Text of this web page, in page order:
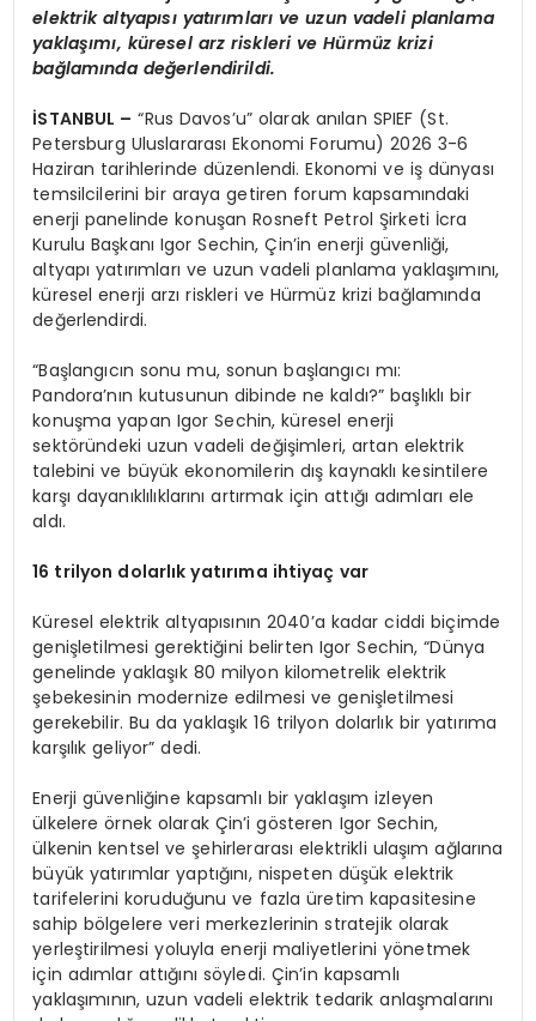
elektrik altyapısı yatırımları ve uzun vadeli planlama
yaklaşımı, küresel arz riskleri ve Hürmüz krizi
bağlamında değerlendirildi.
İSTANBUL – “Rus Davos’u” olarak anılan SPIEF (St.
Petersburg Uluslararası Ekonomi Forumu) 2026 3-6
Haziran tarihlerinde düzenlendi. Ekonomi ve iş dünyası
temsilcilerini bir araya getiren forum kapsamındaki
enerji panelinde konuşan Rosneft Petrol Şirketi İcra
Kurulu Başkanı Igor Sechin, Çin’in enerji güvenliği,
altyapı yatırımları ve uzun vadeli planlama yaklaşımını,
küresel enerji arzı riskleri ve Hürmüz krizi bağlamında
değerlendirdi.
“Başlangıcın sonu mu, sonun başlangıcı mı:
Pandora’nın kutusunun dibinde ne kaldı?” başlıklı bir
konuşma yapan Igor Sechin, küresel enerji
sektöründeki uzun vadeli değişimleri, artan elektrik
talebini ve büyük ekonomilerin dış kaynaklı kesintilere
karşı dayanıklılıklarını artırmak için attığı adımları ele
aldı.
16 trilyon dolarlık yatırıma ihtiyaç var
Küresel elektrik altyapısının 2040’a kadar ciddi biçimde
genişletilmesi gerektiğini belirten Igor Sechin, “Dünya
genelinde yaklaşık 80 milyon kilometrelik elektrik
şebekesinin modernize edilmesi ve genişletilmesi
gerekebilir. Bu da yaklaşık 16 trilyon dolarlık bir yatırıma
karşılık geliyor” dedi.
Enerji güvenliğine kapsamlı bir yaklaşım izleyen
ülkelere örnek olarak Çin’i gösteren Igor Sechin,
ülkenin kentsel ve şehirlerarası elektrikli ulaşım ağlarına
büyük yatırımlar yaptığını, nispeten düşük elektrik
tarifelerini koruduğunu ve fazla üretim kapasitesine
sahip bölgelere veri merkezlerinin stratejik olarak
yerleştirilmesi yoluyla enerji maliyetlerini yönetmek
için adımlar attığını söyledi. Çin’in kapsamlı
yaklaşımının, uzun vadeli elektrik tedarik anlaşmalarını